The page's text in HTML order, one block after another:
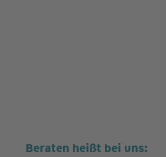
Beraten heißt bei uns: